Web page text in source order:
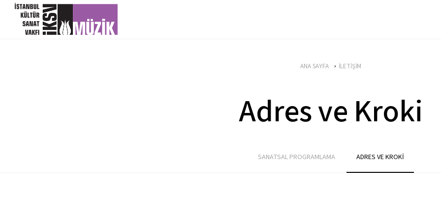
ANA SAYFA İLETİŞİM
Adres ve Kroki
SANATSAL PROGRAMLAMA ADRES VE KROKİ